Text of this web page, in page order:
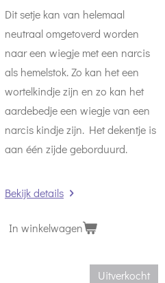
Dit setje kan van helemaal
neutraal omgetoverd worden
naar een wiegje met een narcis
als hemelstok. Zo kan het een
wortelkindje zijn en zo kan het
aardebedje een wiegje van een
narcis kindje zijn. Het dekentje is
aan één zijde geborduurd.
Bekijk details
In winkelwagen
Uitverkocht